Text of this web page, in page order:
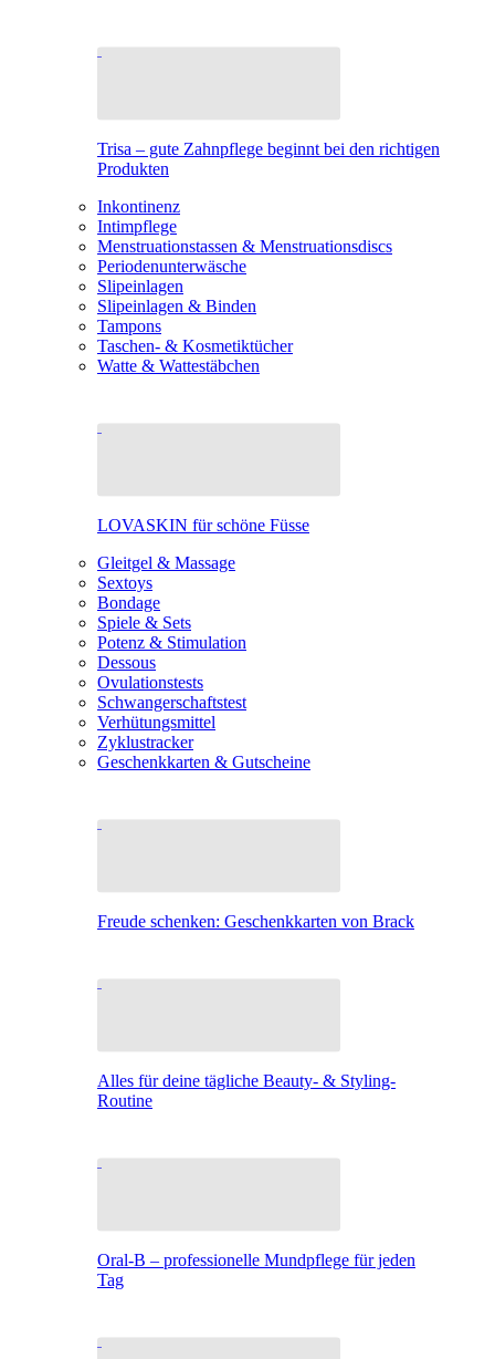
Trisa – gute Zahnpflege beginnt bei den richtigen
Produkten
Inkontinenz
Intimpflege
Menstruationstassen & Menstruationsdiscs
Periodenunterwäsche
Slipeinlagen
Slipeinlagen & Binden
Tampons
Taschen- & Kosmetiktücher
Watte & Wattestäbchen
LOVASKIN für schöne Füsse
Gleitgel & Massage
Sextoys
Bondage
Spiele & Sets
Potenz & Stimulation
Dessous
Ovulationstests
Schwangerschaftstest
Verhütungsmittel
Zyklustracker
Geschenkkarten & Gutscheine
Freude schenken: Geschenkkarten von Brack
Alles für deine tägliche Beauty- & Styling-
Routine
Oral-B – professionelle Mundpflege für jeden
Tag